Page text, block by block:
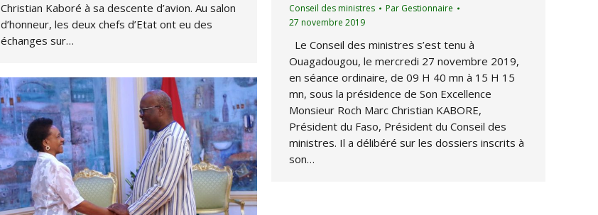
Christian Kaboré à sa descente d’avion. Au salon
d’honneur, les deux chefs d’Etat ont eu des
échanges sur…
Conseil des ministres Par Gestionnaire
27 novembre 2019
Le Conseil des ministres s’est tenu à
Ouagadougou, le mercredi 27 novembre 2019,
en séance ordinaire, de 09 H 40 mn à 15 H 15
mn, sous la présidence de Son Excellence
Monsieur Roch Marc Christian KABORE,
Président du Faso, Président du Conseil des
ministres. Il a délibéré sur les dossiers inscrits à
son…